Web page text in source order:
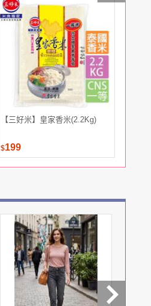
【三好米】皇家香米(2.2Kg)
$199